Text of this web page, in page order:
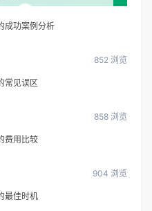
成功案例分析
852 浏览
常见误区
858 浏览
费用比较
904 浏览
最佳时机